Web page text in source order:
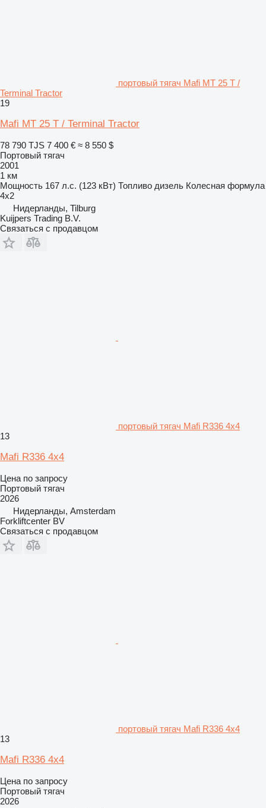
портовый тягач Mafi MT 25 T /
Terminal Tractor
19
Mafi MT 25 T / Terminal Tractor
78 790 TJS 7 400 € ≈ 8 550 $
Портовый тягач
2001
1 км
Мощность 167 л.с. (123 кВт) Топливо дизель Колесная формула
4x2
Нидерланды, Tilburg
Kuijpers Trading B.V.
Связаться с продавцом
портовый тягач Mafi R336 4x4
13
Mafi R336 4x4
Цена по запросу
Портовый тягач
2026
Нидерланды, Amsterdam
Forkliftcenter BV
Связаться с продавцом
портовый тягач Mafi R336 4x4
13
Mafi R336 4x4
Цена по запросу
Портовый тягач
2026